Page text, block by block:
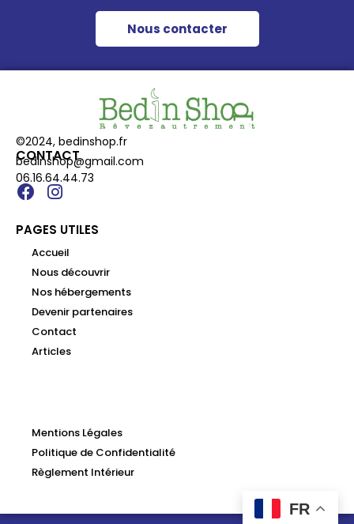
Nous contacter
©2024, bedinshop.fr
CONTACT
bedinshop@gmail.com
06.16.64.44.73
PAGES UTILES
Accueil
Nous découvrir
Nos hébergements
Devenir partenaires
Contact
Articles
Mentions Légales
Politique de Confidentialité
Règlement Intérieur
FR